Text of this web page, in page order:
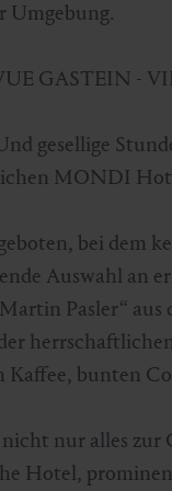
Umgebung.
GASTEIN -
gesellige
MONDI
bei dem
Auswahl an
Pasler“ aus
bunten
nur alles
Hotel,